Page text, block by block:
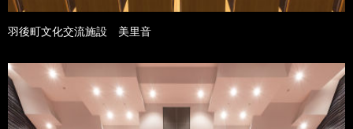
羽後町文化交流施設 美里音